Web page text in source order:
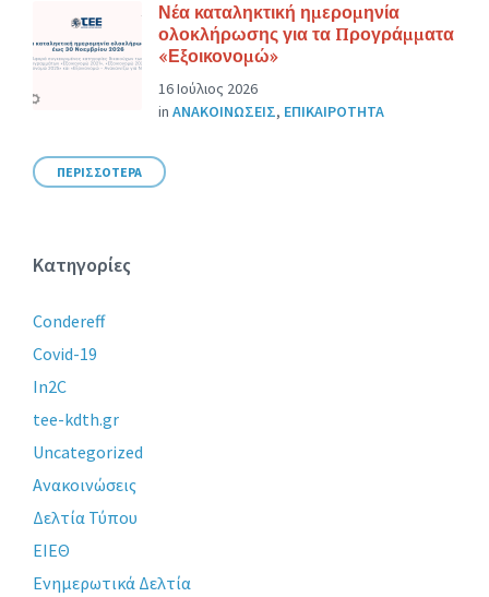
Νέα καταληκτική ημερομηνία
ολοκλήρωσης για τα Προγράμματα
«Εξοικονομώ»
16 Ιούλιος 2026
in ΑΝΑΚΟΙΝΩΣΕΙΣ, ΕΠΙΚΑΙΡΟΤΗΤΑ
ΠΕΡΙΣΣΟΤΕΡΑ
Κατηγορίες
Condereff
Covid-19
In2C
tee-kdth.gr
Uncategorized
Ανακοινώσεις
Δελτία Τύπου
ΕΙΕΘ
Ενημερωτικά Δελτία